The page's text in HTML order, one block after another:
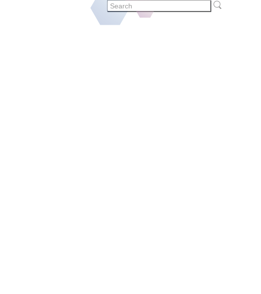
Search
form
Search